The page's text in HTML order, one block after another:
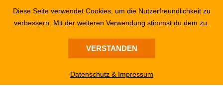
Diese Seite verwendet Cookies, um die Nutzerfreundlichkeit zu
verbessern. Mit der weiteren Verwendung stimmst du dem zu.
VERSTANDEN
Datenschutz & Impressum